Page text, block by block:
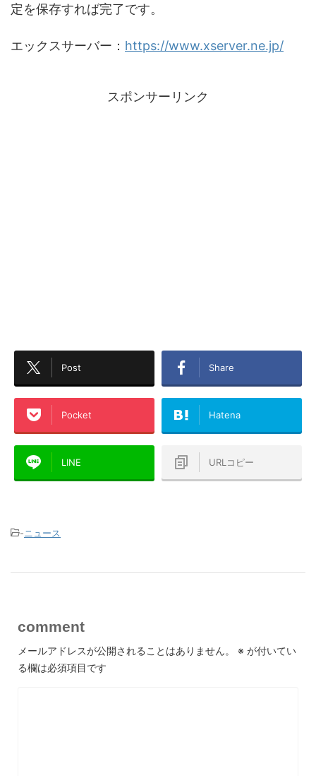
定を保存すれば完了です。
エックスサーバー： https://www.xserver.ne.jp/
スポンサーリンク
Post Share
Pocket Hatena
LINE URLコピー
-ニュース
comment
メールアドレスが公開されることはありません。 ※ が付いてい
る欄は必須項目です